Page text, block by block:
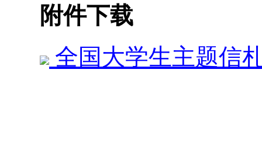
附件下载
全国大学生主题信